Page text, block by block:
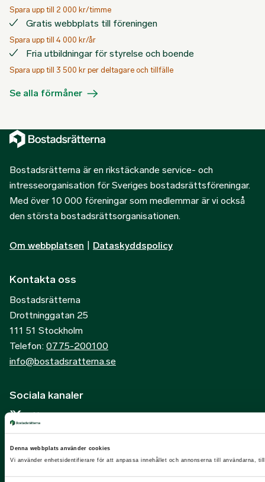
Denna webbplats använder cookies
Vi använder enhetsidentifierare för att anpassa innehållet och annonserna till användarna,
Spara upp till 2 000 kr/timme
Gratis webbplats till föreningen
Spara upp till 4 000 kr/år
Fria utbildningar för styrelse och boende
Spara upp till 3 500 kr per deltagare och tillfälle
Se alla förmåner
Bostadsrätterna är en rikstäckande service- och
intresseorganisation för Sveriges bostadsrättsföreningar.
Med över 10 000 föreningar som medlemmar är vi också
den största bostadsrättsorganisationen.
Om webbplatsen Dataskyddspolicy
Kontakta oss
Bostadsrätterna
Drottninggatan 25
111 51 Stockholm
Telefon: 0775-200100
info@bostadsratterna.se
Sociala kanaler
X
Facebook
LinkedIn